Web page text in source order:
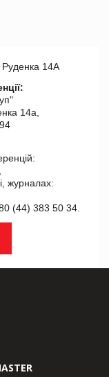
14А
14а,
журналах:
(44) 383 50 34.